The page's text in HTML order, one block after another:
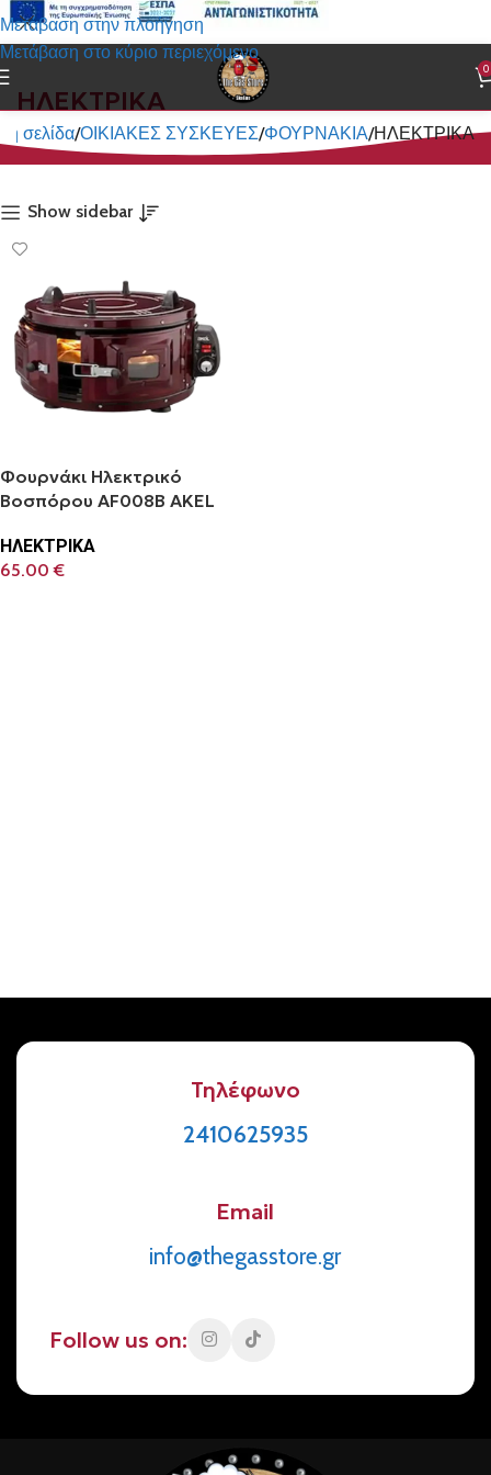
Μετάβαση στην πλοήγηση
Μετάβαση στο κύριο περιεχόμενο
0
ΗΛΕΚΤΡΙΚΑ
σελίδα ΟΙΚΙΑΚΕΣ ΣΥΣΚΕΥΕΣ ΦΟΥΡΝΑΚΙΑ ΗΛΕΚΤΡΙΚΑ
Show sidebar
Φουρνάκι Ηλεκτρικό
Βοσπόρου AF008B AKEL
ΗΛΕΚΤΡΙΚΑ
65.00€
Τηλέφωνο
2410625935
Email
info@thegasstore.gr
Follow us on: